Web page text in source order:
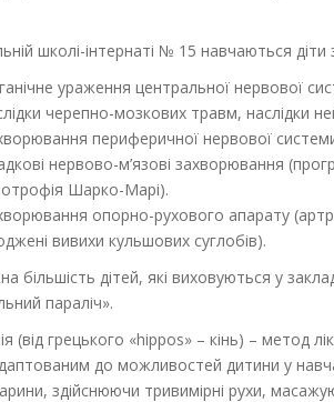
школі-інтернаті № 15 навчаються
ураження центральної нервової
черепно-мозкових травм, наслідки
периферичної нервової
нервово-м’язові захворювання
Шарко-Марі).
опорно-рухового апарату
вивихи кульшових суглобів).
більшість дітей, які виховуються у
параліч».
(від грецького «hippos» – кінь) – метод
до можливостей дитини у
здійснюючи тривимірні рухи,